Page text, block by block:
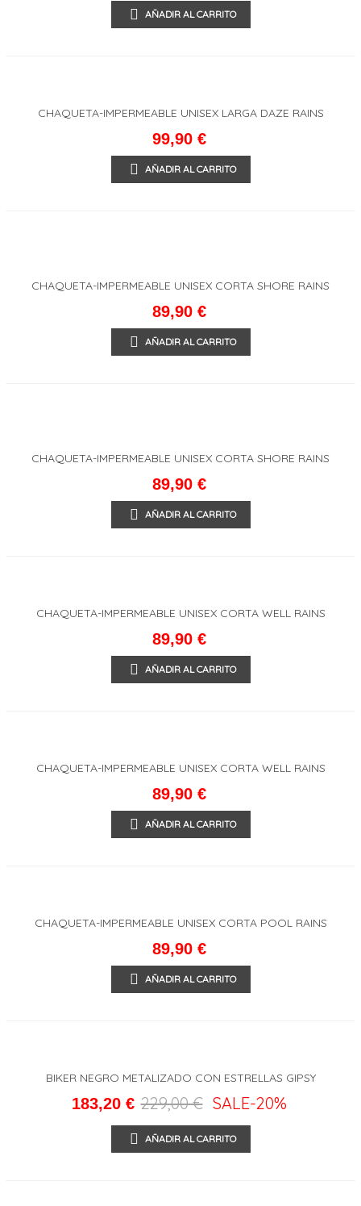
AÑADIR AL CARRITO
CHAQUETA-IMPERMEABLE UNISEX LARGA DAZE RAINS
99,90 €
AÑADIR AL CARRITO
CHAQUETA-IMPERMEABLE UNISEX CORTA SHORE RAINS
89,90 €
AÑADIR AL CARRITO
CHAQUETA-IMPERMEABLE UNISEX CORTA SHORE RAINS
89,90 €
AÑADIR AL CARRITO
CHAQUETA-IMPERMEABLE UNISEX CORTA WELL RAINS
89,90 €
AÑADIR AL CARRITO
CHAQUETA-IMPERMEABLE UNISEX CORTA WELL RAINS
89,90 €
AÑADIR AL CARRITO
CHAQUETA-IMPERMEABLE UNISEX CORTA POOL RAINS
89,90 €
AÑADIR AL CARRITO
BIKER NEGRO METALIZADO CON ESTRELLAS GIPSY
183,20 € 229,00 € SALE-20%
AÑADIR AL CARRITO